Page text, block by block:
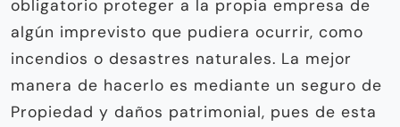
obligatorio proteger a la propia empresa de
algún imprevisto que pudiera ocurrir, como
incendios o desastres naturales. La mejor
manera de hacerlo es mediante un seguro de
Propiedad y daños patrimonial, pues de esta